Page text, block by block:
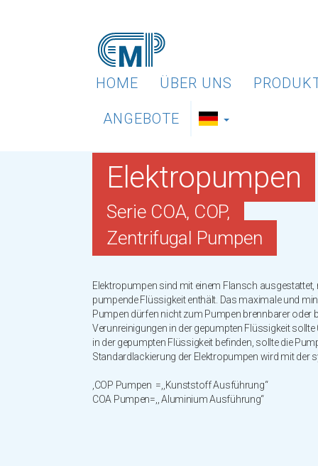
HOME ÜBER UNS
ANGEBOTE
Elektropumpen
Serie COA, COP,
Zentrifugal Pumpen
Elektropumpen sind mit einem Flansch
pumpende Flüssigkeit enthält. Das maximale und
Pumpen dürfen nicht zum Pumpen brennbarer oder
Verunreinigungen in der gepumpten Flüssigkeit
in der gepumpten Flüssigkeit befinden, sollte die
Standardlackierung der Elektropumpen wird mit der
,COP Pumpen =,,Kunststoff Ausführung“
COA Pumpen=,, Aluminium Ausführung“